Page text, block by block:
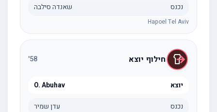
נכנס שאנדה סילבה
Hapoel Tel Aviv
חילוף יוצא 58
'
יוצא O. Abuhav
נכנס עדן שמיר